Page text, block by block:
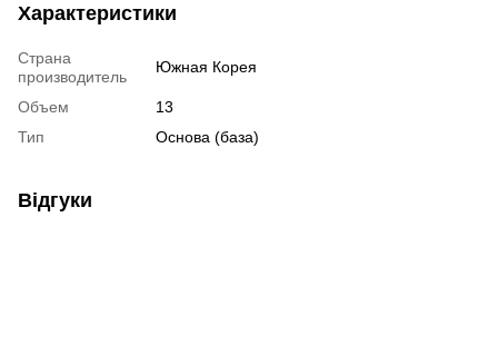
Характеристики
Страна
производитель
Южная Корея
Объем
13
Тип
Основа (база)
Відгуки